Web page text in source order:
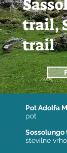
trail,
trail
Pot Adolfa
pot
Sossolungo
številne